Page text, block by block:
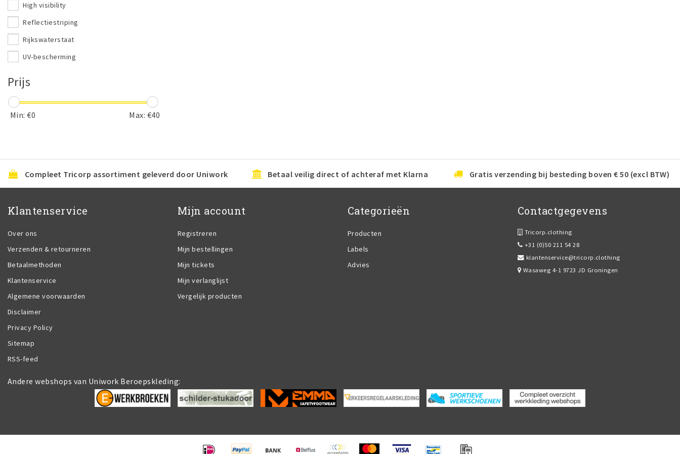
High visibility
Reflectiestriping
Rijkswaterstaat
UV-bescherming
Prijs
Min: €0 Max: €40
Compleet Tricorp assortiment geleverd door Uniwork Betaal veilig direct of achteraf met Klarna Gratis verzending bij besteding boven € 50 (excl BTW)
Klantenservice
Over ons
Verzenden & retourneren
Betaalmethoden
Klantenservice
Algemene voorwaarden
Disclaimer
Privacy Policy
Sitemap
RSS-feed
Mijn account
Registreren
Mijn bestellingen
Mijn tickets
Mijn verlanglijst
Vergelijk producten
Categorieën
Producten
Labels
Advies
Contactgegevens
Tricorp.clothing
+31 (0)50 211 54 28
klantenservice@tricorp.clothing
Wasaweg 4-1 9723 JD Groningen
Andere webshops van Uniwork Beroepskleding: